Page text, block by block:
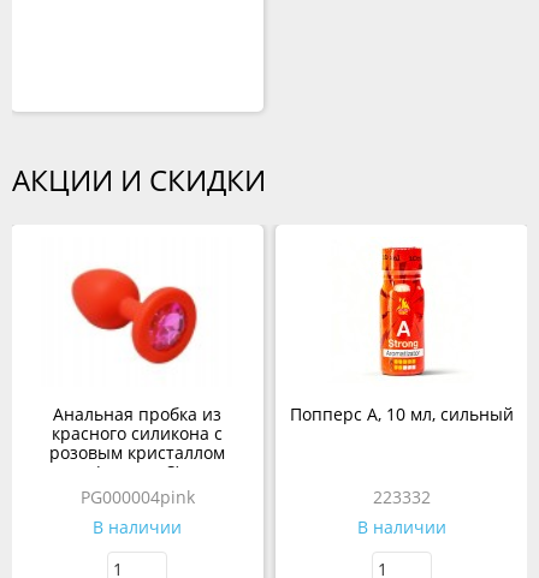
АКЦИИ И СКИДКИ
Анальная пробка из
красного силикона с
розовым кристаллом
(размер S)
PG000004pink
В наличии
Попперс А, 10 мл, сильный
223332
В наличии